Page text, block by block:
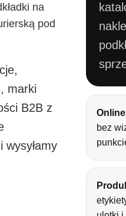
na
pod
marki
B2B z
Online
bez